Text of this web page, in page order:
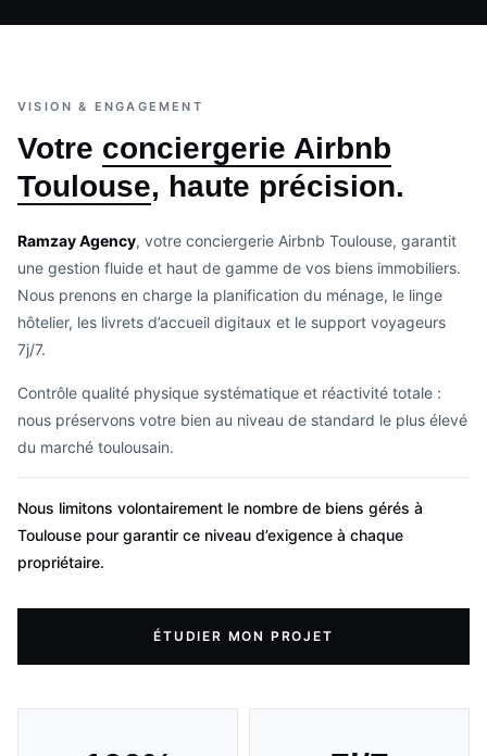
VISION & ENGAGEMENT
Votre conciergerie Airbnb
Toulouse, haute précision.
Ramzay Agency, votre conciergerie Airbnb Toulouse, garantit
une gestion fluide et haut de gamme de vos biens immobiliers.
Nous prenons en charge la planification du ménage, le linge
hôtelier, les livrets d’accueil digitaux et le support voyageurs
7j/7.
Contrôle qualité physique systématique et réactivité totale :
nous préservons votre bien au niveau de standard le plus élevé
du marché toulousain.
Nous limitons volontairement le nombre de biens gérés à
Toulouse pour garantir ce niveau d’exigence à chaque
propriétaire.
ÉTUDIER MON PROJET